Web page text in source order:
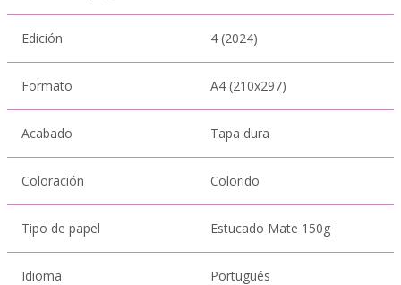
Edición 4 (2024)
Formato A4 (210x297)
Acabado Tapa dura
Coloración Colorido
Tipo de papel Estucado Mate 150g
Idioma Portugués